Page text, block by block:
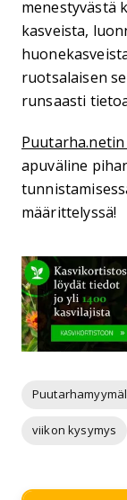
menestyvästä
kasveista,
ruotsalaisen
runsaasti
apuväline
määrittelyssä!
viikon kysymys